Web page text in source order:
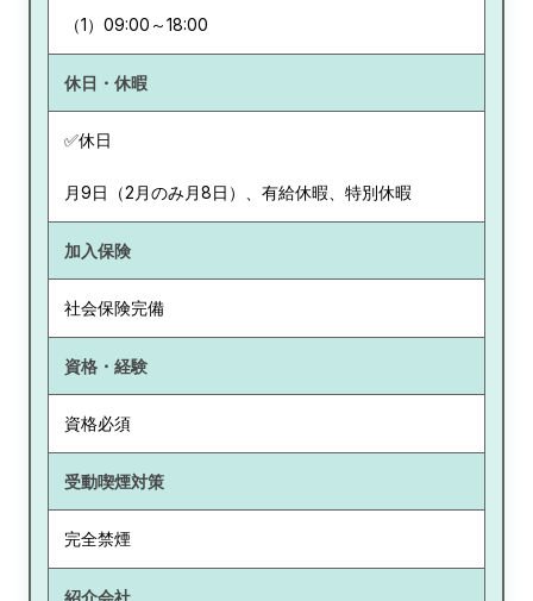
（1）09:00～18:00
休日・休暇
✅休日
月9日（2月のみ月8日）、有給休暇、特別休暇
加入保険
社会保険完備
資格・経験
資格必須
受動喫煙対策
完全禁煙
紹介会社